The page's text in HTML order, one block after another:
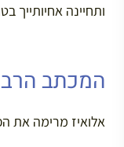
ותחיינה אחיותייך
המכתב
אלואיז מרימה את